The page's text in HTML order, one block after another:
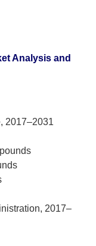
Analysis and
2017–2031
2017–